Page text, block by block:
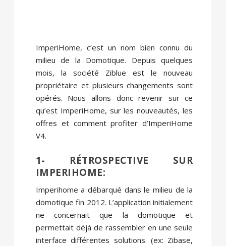
ImperiHome, c’est un nom bien connu du
milieu de la Domotique. Depuis quelques
mois, la société Ziblue est le nouveau
propriétaire et plusieurs changements sont
opérés. Nous allons donc revenir sur ce
qu’est ImperiHome, sur les nouveautés, les
offres et comment profiter d’ImperiHome
V4.
1- RÉTROSPECTIVE SUR
IMPERIHOME:
Imperihome a débarqué dans le milieu de la
domotique fin 2012. L’application initialement
ne concernait que la domotique et
permettait déjà de rassembler en une seule
interface différentes solutions. (ex: Zibase,